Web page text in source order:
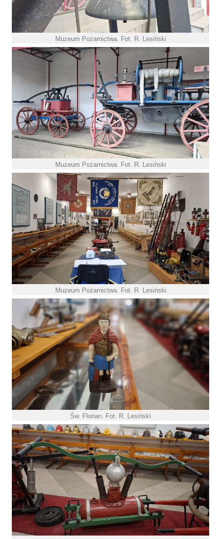
Muzeum Pożarnictwa. Fot. R. Lesiński
Muzeum Pożarnictwa. Fot. R. Lesiński
Muzeum Pożarnictwa. Fot. R. Lesiński
Św. Florian. Fot. R. Lesiński